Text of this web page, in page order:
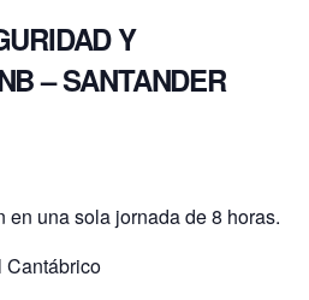
Y
– SANTANDER
en una sola jornada de 8 horas.
Cantábrico